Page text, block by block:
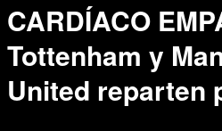
CARDÍACO
Tottenham y
United reparten